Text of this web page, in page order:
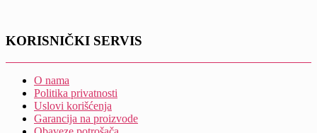
KORISNIČKI SERVIS
O nama
Politika privatnosti
Uslovi korišćenja
Garancija na proizvode